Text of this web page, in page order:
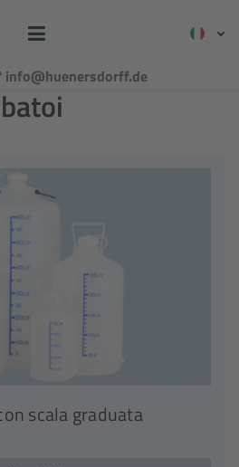
info@huenersdorff.de
scala graduata